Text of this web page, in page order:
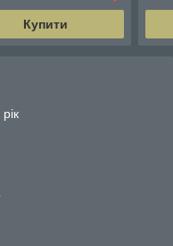
Купити